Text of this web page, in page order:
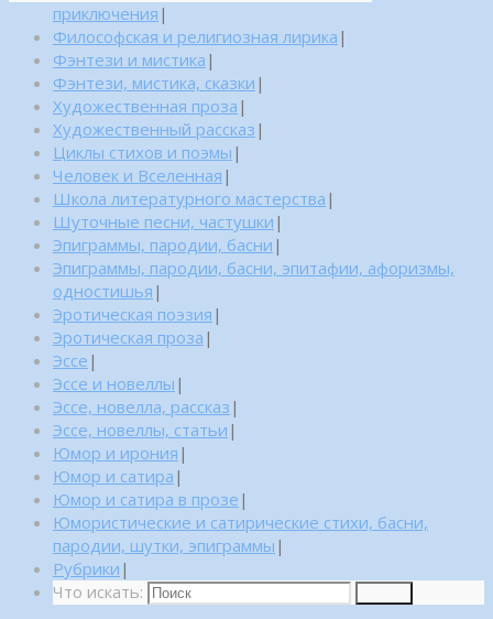
приключения |
Философская и религиозная лирика |
Фэнтези и мистика |
Фэнтези, мистика, сказки |
Художественная проза |
Художественный рассказ |
Циклы стихов и поэмы |
Человек и Вселенная |
Школа литературного мастерства |
Шуточные песни, частушки |
Эпиграммы, пародии, басни |
Эпиграммы, пародии, басни, эпитафии, афоризмы,
одностишья |
Эротическая поэзия |
Эротическая проза |
Эссе |
Эссе и новеллы |
Эссе, новелла, рассказ |
Эссе, новеллы, статьи |
Юмор и ирония |
Юмор и сатира |
Юмор и сатира в прозе |
Юмористические и сатирические стихи, басни,
пародии, шутки, эпиграммы |
Рубрики |
Что искать: